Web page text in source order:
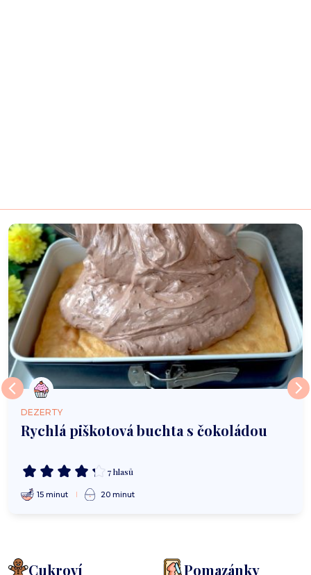
DEZERTY
Rychlá piškotová buchta s čokoládou
7 hlasů
15 minut 20 minut
Cukroví Pomazánky